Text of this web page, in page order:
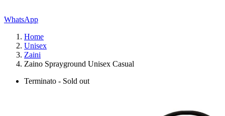
WhatsApp
Home
Unisex
Zaini
Zaino Sprayground Unisex Casual
Terminato - Sold out